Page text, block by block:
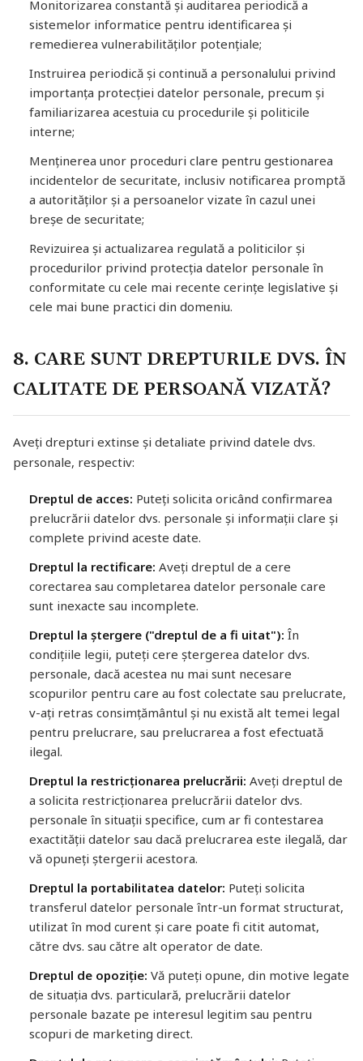
Monitorizarea constantă și auditarea periodică a
sistemelor informatice pentru identificarea și
remedierea vulnerabilităților potențiale;
Instruirea periodică și continuă a personalului privind
importanța protecției datelor personale, precum și
familiarizarea acestuia cu procedurile și politicile
interne;
Menținerea unor proceduri clare pentru gestionarea
incidentelor de securitate, inclusiv notificarea promptă
a autorităților și a persoanelor vizate în cazul unei
breșe de securitate;
Revizuirea și actualizarea regulată a politicilor și
procedurilor privind protecția datelor personale în
conformitate cu cele mai recente cerințe legislative și
cele mai bune practici din domeniu.
8. CARE SUNT DREPTURILE DVS. ÎN
CALITATE DE PERSOANĂ VIZATĂ?
Aveți drepturi extinse și detaliate privind datele dvs.
personale, respectiv:
Dreptul de acces: Puteți solicita oricând confirmarea
prelucrării datelor dvs. personale și informații clare și
complete privind aceste date.
Dreptul la rectificare: Aveți dreptul de a cere
corectarea sau completarea datelor personale care
sunt inexacte sau incomplete.
Dreptul la ștergere ("dreptul de a fi uitat"): În
condițiile legii, puteți cere ștergerea datelor dvs.
personale, dacă acestea nu mai sunt necesare
scopurilor pentru care au fost colectate sau prelucrate,
v-ați retras consimțământul și nu există alt temei legal
pentru prelucrare, sau prelucrarea a fost efectuată
ilegal.
Dreptul la restricționarea prelucrării: Aveți dreptul de
a solicita restricționarea prelucrării datelor dvs.
personale în situații specifice, cum ar fi contestarea
exactității datelor sau dacă prelucrarea este ilegală, dar
vă opuneți ștergerii acestora.
Dreptul la portabilitatea datelor: Puteți solicita
transferul datelor personale într-un format structurat,
utilizat în mod curent și care poate fi citit automat,
către dvs. sau către alt operator de date.
Dreptul de opoziție: Vă puteți opune, din motive legate
de situația dvs. particulară, prelucrării datelor
personale bazate pe interesul legitim sau pentru
scopuri de marketing direct.